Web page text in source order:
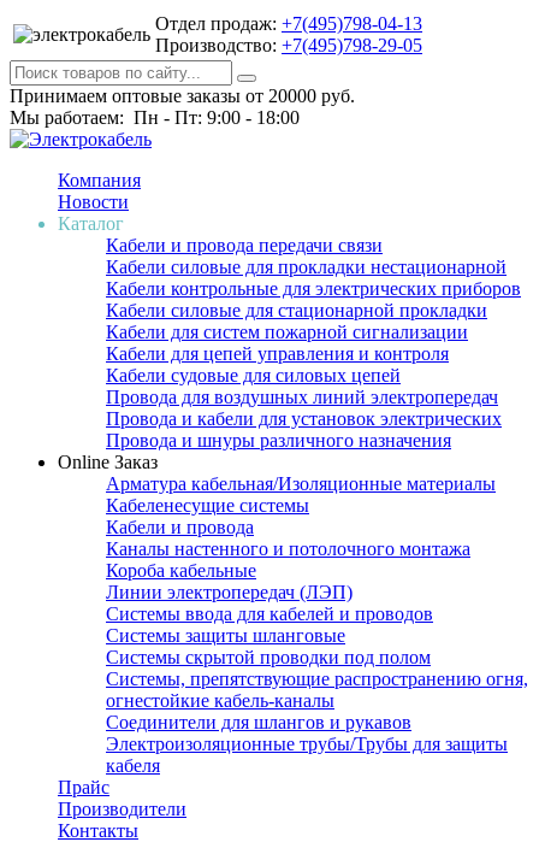
Отдел продаж: +7(495)798-04-13
Производство: +7(495)798-29-05
Принимаем оптовые заказы от 20000 руб.
Мы работаем: Пн - Пт: 9:00 - 18:00
Компания
Новости
Каталог
Кабели и провода передачи связи
Кабели силовые для прокладки нестационарной
Кабели контрольные для электрических приборов
Кабели силовые для стационарной прокладки
Кабели для систем пожарной сигнализации
Кабели для цепей управления и контроля
Кабели судовые для силовых цепей
Провода для воздушных линий электропередач
Провода и кабели для установок электрических
Провода и шнуры различного назначения
Online Заказ
Арматура кабельная/Изоляционные материалы
Кабеленесущие системы
Кабели и провода
Каналы настенного и потолочного монтажа
Короба кабельные
Линии электропередач (ЛЭП)
Системы ввода для кабелей и проводов
Системы защиты шланговые
Системы скрытой проводки под полом
Системы, препятствующие распространению огня,
огнестойкие кабель-каналы
Соединители для шлангов и рукавов
Электроизоляционные трубы/Трубы для защиты
кабеля
Прайс
Производители
Контакты